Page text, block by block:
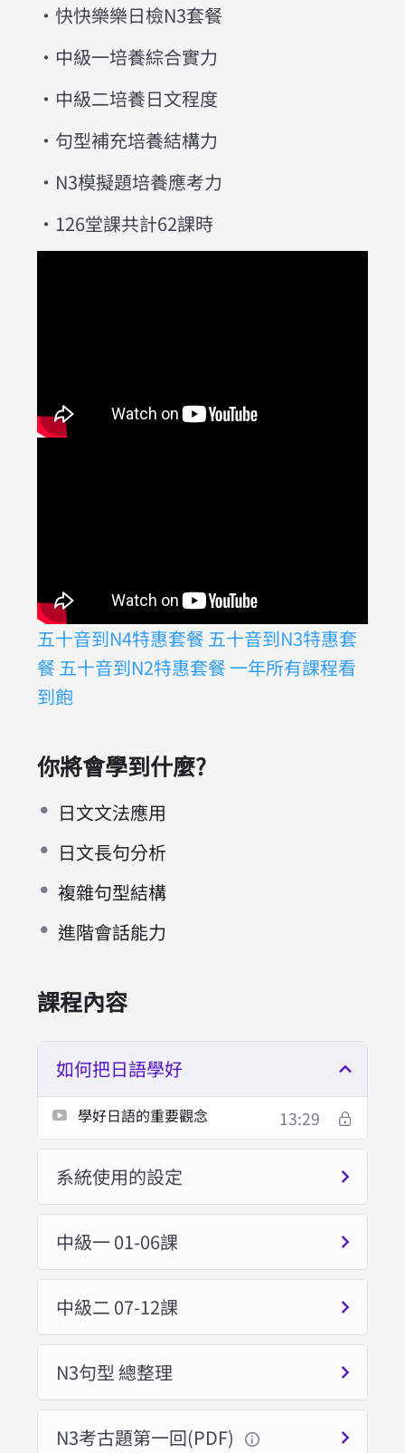
・快快樂樂日檢N3套餐
・中級一培養綜合實力
・中級二培養日文程度
・句型補充培養結構力
・N3模擬題培養應考力
・126堂課共計62課時
五十音到N4特惠套餐 五十音到N3特惠套
餐 五十音到N2特惠套餐 一年所有課程看
到飽
你將會學到什麼?
日文文法應用
日文長句分析
複雜句型結構
進階會話能力
課程內容
如何把日語學好
學好日語的重要觀念 13:29
系統使用的設定
中級一 01-06課
中級二 07-12課
N3句型 總整理
N3考古題第一回(PDF)